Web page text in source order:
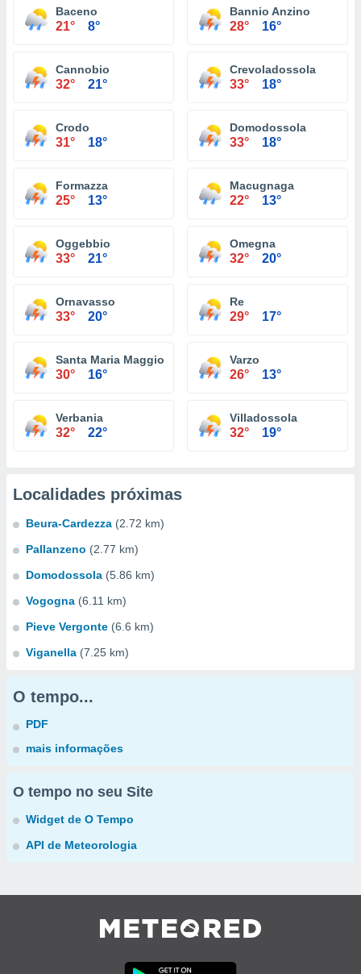
Baceno
21° 8°
Bannio Anzino
28° 16°
Cannobio
32° 21°
Crevoladossola
33° 18°
Crodo
31° 18°
Domodossola
33° 18°
Formazza
25° 13°
Macugnaga
22° 13°
Oggebbio
33° 21°
Omegna
32° 20°
Ornavasso
33° 20°
Re
29° 17°
Santa Maria Maggiore
30° 16°
Varzo
26° 13°
Verbania
32° 22°
Villadossola
32° 19°
Localidades próximas
Beura-Cardezza (2.72 km)
Pallanzeno (2.77 km)
Domodossola (5.86 km)
Vogogna (6.11 km)
Pieve Vergonte (6.6 km)
Viganella (7.25 km)
O tempo...
PDF
mais informações
O tempo no seu Site
Widget de O Tempo
API de Meteorologia